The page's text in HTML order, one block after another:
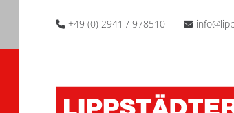
+49 (0) 2941 / 978510